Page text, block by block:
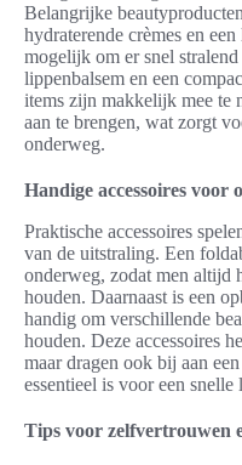
Belangrijke
hydraterende crèmes en
mogelijk om er snel
lippenbalsem en een
items zijn makkelijk mee te
aan te brengen, wat zorgt
onderweg.
Handige accessoires voor
Praktische accessoires
van de uitstraling. Een
onderweg, zodat men altijd
houden. Daarnaast is een
handig om verschillende
houden. Deze accessoires
maar dragen ook bij aan
essentieel is voor een snelle
Tips voor zelfvertrouwen